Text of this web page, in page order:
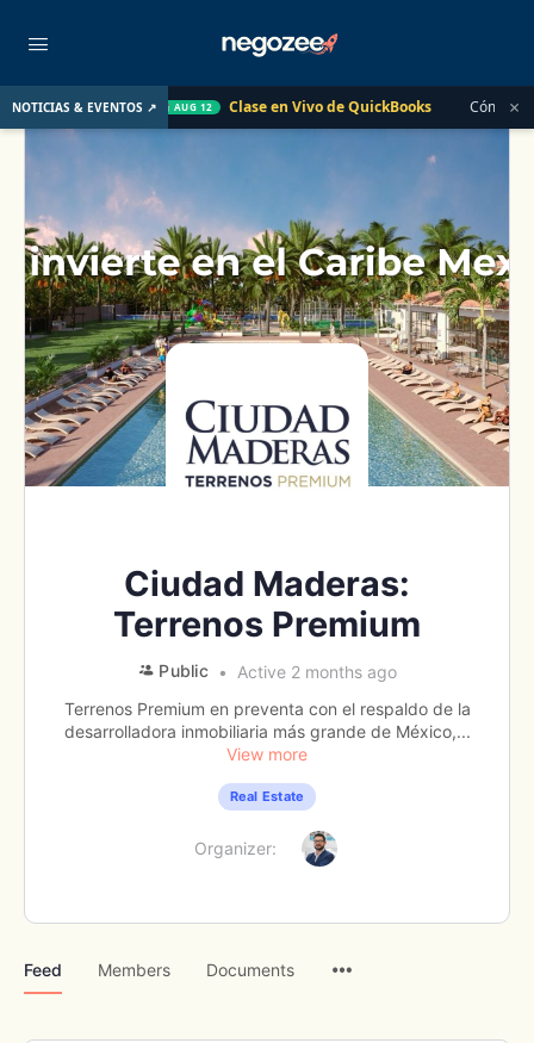
NOTICIAS & EVENTOS ↗
AUG 12 Clase en Vivo de QuickBooks Cómo convertir un×
Ciudad Maderas:
Terrenos Premium
Public
Active 2 months ago
Terrenos Premium en preventa con el respaldo de la
desarrolladora inmobiliaria más grande de México,...
View more
Real Estate
Organizer:
Feed Members Documents